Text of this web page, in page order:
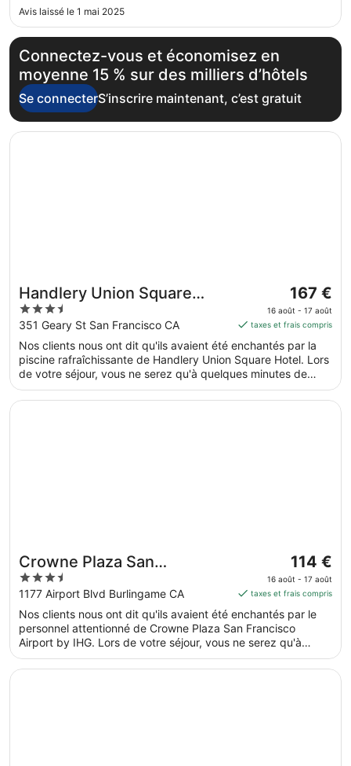
Avis laissé le 1 mai 2025
Connectez-vous et économisez en
moyenne 15 % sur des milliers d’hôtels
Se connecterS’inscrire maintenant, c’est gratuit
Handlery Union Square
Hotel
3.5
out
of
5
351 Geary St San Francisco CA
Le
prix
est
de 167 €
par
nuit
août
167 €
16 août - 17 août
taxes et frais compris
Nos clients nous ont dit qu'ils avaient été enchantés par la
piscine rafraîchissante de Handlery Union Square Hotel. Lors
de votre séjour, vous ne serez qu'à quelques minutes de
marche de Place Union Square. Parmi les prestations de cet
hébergement, on compte l'accès Wi-Fi à Internet gratuit, une
S’ouvre dans une nouvelle fenêtre
Handlery Union Square Hotel
Crowne Plaza San
Francisco Airport by IHG
3.5
out
of
5
1177 Airport Blvd Burlingame CA
Le
prix
est
de 114 €
par
nuit
août
114 €
16 août - 17 août
taxes et frais compris
Nos clients nous ont dit qu'ils avaient été enchantés par le
personnel attentionné de Crowne Plaza San Francisco
Airport by IHG. Lors de votre séjour, vous ne serez qu'à
quelques minutes de marche de Baie de San Francisco. Vous
pourrez profiter de services et équipements comme l'accès
S’ouvre dans une nouvelle fenêtre
Crowne Plaza San Francisco Airport by IHG
S’ouvre dans une nouvelle fenêtre
Sonesta Silicon Valley